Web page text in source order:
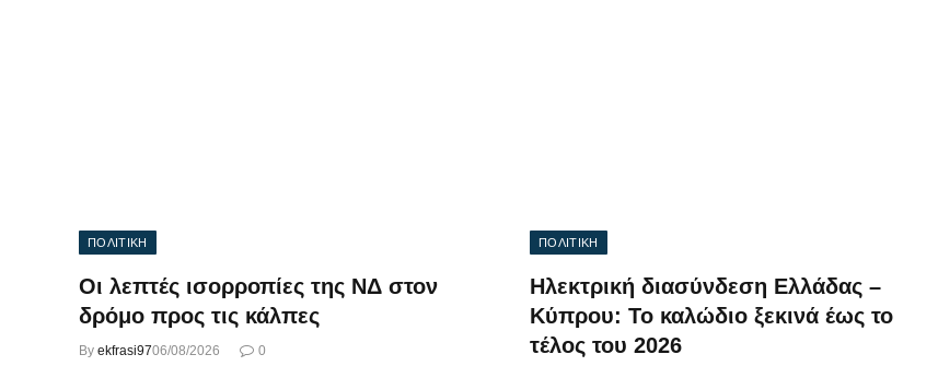
ΠΟΛΙΤΙΚΗ
Οι λεπτές ισορροπίες της ΝΔ στον
δρόμο προς τις κάλπες
By ekfrasi9706/08/2026 0
ΠΟΛΙΤΙΚΗ
Ηλεκτρική διασύνδεση Ελλάδας –
Κύπρου: Το καλώδιο ξεκινά έως το
τέλος του 2026